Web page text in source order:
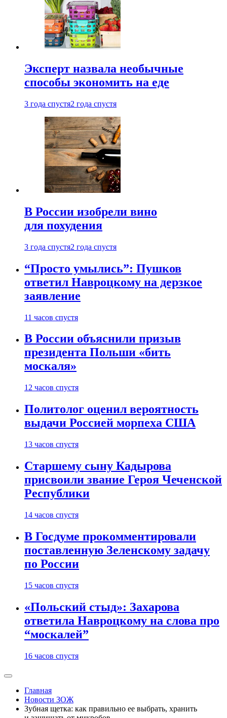
Эксперт назвала необычные
способы экономить на еде
3 года спустя2 года спустя
В России изобрели вино
для похудения
3 года спустя2 года спустя
“Просто умылись”: Пушков
ответил Навроцкому на дерзкое
заявление
11 часов спустя
В России объяснили призыв
президента Польши «бить
москаля»
12 часов спустя
Политолог оценил вероятность
выдачи Россией морпеха США
13 часов спустя
Старшему сыну Кадырова
присвоили звание Героя Чеченской
Республики
14 часов спустя
В Госдуме прокомментировали
поставленную Зеленскому задачу
по России
15 часов спустя
«Польский стыд»: Захарова
ответила Навроцкому на слова про
“москалей”
16 часов спустя
Главная
Новости ЗОЖ
Зубная щетка: как правильно ее выбрать, хранить